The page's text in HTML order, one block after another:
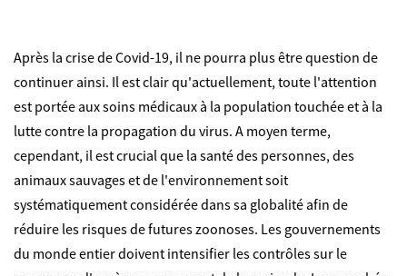
Après la crise de Covid-19, il ne pourra plus être question de
continuer ainsi. Il est clair qu'actuellement, toute l'attention
est portée aux soins médicaux à la population touchée et à la
lutte contre la propagation du virus. A moyen terme,
cependant, il est crucial que la santé des personnes, des
animaux sauvages et de l'environnement soit
systématiquement considérée dans sa globalité afin de
réduire les risques de futures zoonoses. Les gouvernements
du monde entier doivent intensifier les contrôles sur le